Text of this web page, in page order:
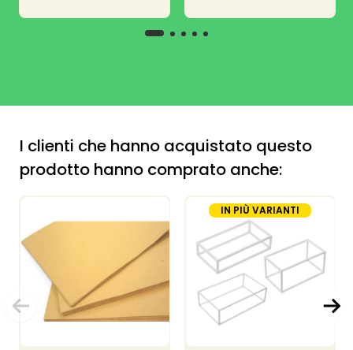
I clienti che hanno acquistato questo
prodotto hanno comprato anche:
IN PIÙ VARIANTI